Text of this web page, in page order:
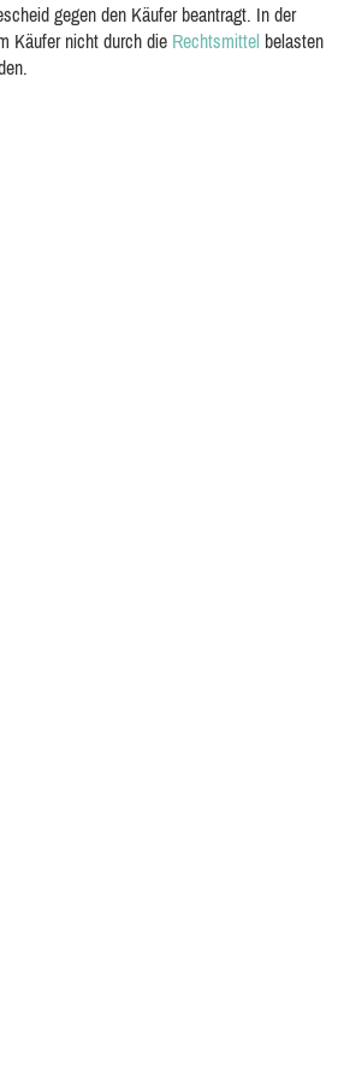
gegen den Käufer beantragt. In der
Käufer nicht durch die Rechtsmittel belasten